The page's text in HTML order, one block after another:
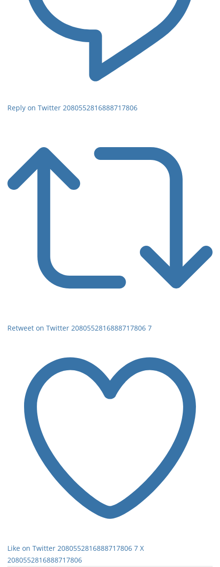
Reply on Twitter 2080552816888717806
Retweet on Twitter 2080552816888717806 7
Like on Twitter 2080552816888717806 7 X
2080552816888717806